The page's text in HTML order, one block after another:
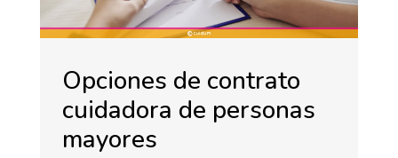
Opciones de contrato
cuidadora de personas
mayores